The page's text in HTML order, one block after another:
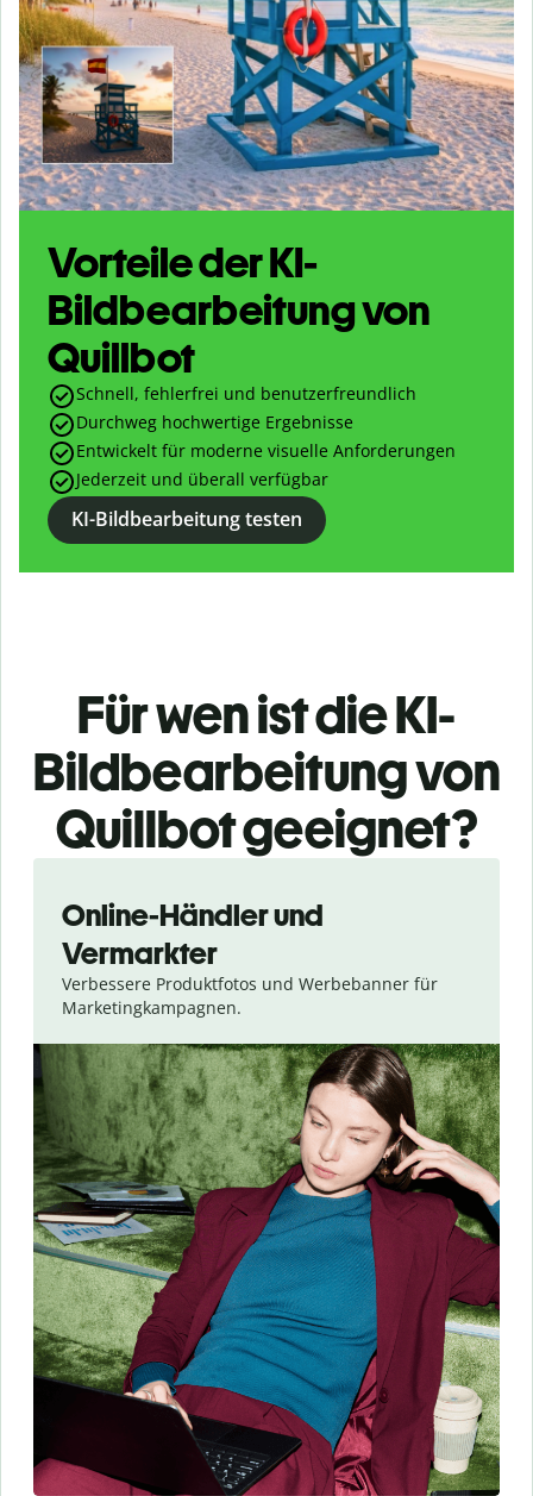
Vorteile der KI-
Bildbearbeitung von
Quillbot
Schnell, fehlerfrei und benutzerfreundlich
Durchweg hochwertige Ergebnisse
Entwickelt für moderne visuelle Anforderungen
Jederzeit und überall verfügbar
KI-Bildbearbeitung testen
Für wen ist die KI-
Bildbearbeitung von
Quillbot geeignet?
Online-Händler und
Vermarkter
Verbessere Produktfotos und Werbebanner für
Marketingkampagnen.